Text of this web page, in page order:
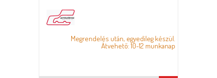
Megrendelés után, egyedileg készül.
Átvehető: 10-12 munkanap